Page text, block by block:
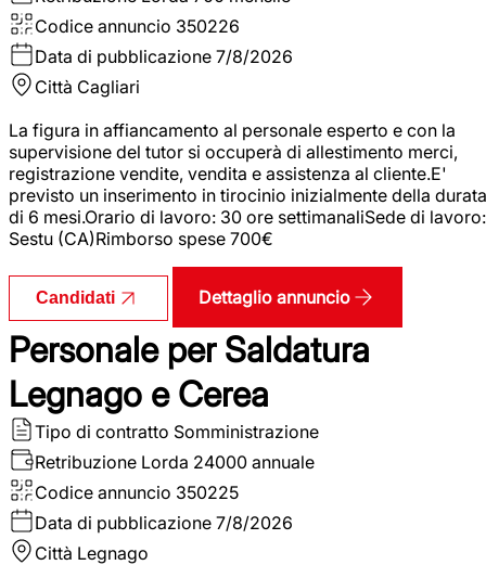
Codice annuncio 350226
Data di pubblicazione 7/8/2026
Città Cagliari
La figura in affiancamento al personale esperto e con la
supervisione del tutor si occuperà di allestimento merci,
registrazione vendite, vendita e assistenza al cliente.E'
previsto un inserimento in tirocinio inizialmente della durata
di 6 mesi.Orario di lavoro: 30 ore settimanaliSede di lavoro:
Sestu (CA)Rimborso spese 700€
Candidati Dettaglio annuncio
Personale per Saldatura
Legnago e Cerea
Tipo di contratto Somministrazione
Retribuzione Lorda 24000 annuale
Codice annuncio 350225
Data di pubblicazione 7/8/2026
Città Legnago